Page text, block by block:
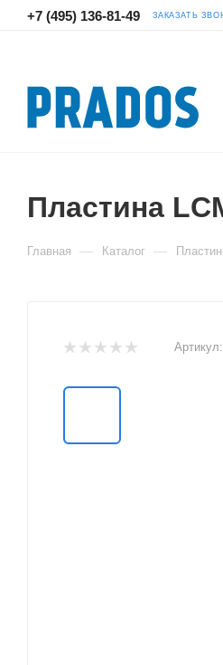
+7 (495) 136-81-49 ЗАКАЗАТЬ
Пластина
Главная — Каталог —
Артикул: